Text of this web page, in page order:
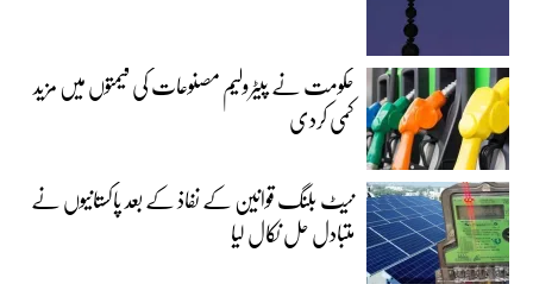
حکومت نے پیٹرولیم مصنوعات کی قیمتوں میں مزید
کمی کردی
نیٹ بلنگ قوانین کے نفاذ کے بعد پاکستانیوں نے
متبادل حل نکال لیا